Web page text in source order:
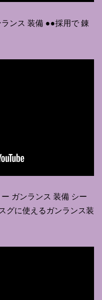
ンス 装備 ●●採用で 錬
ガンランス 装備 シー
グに使えるガンランス装